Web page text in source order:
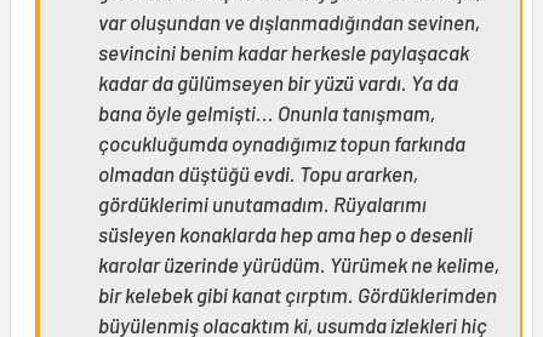
var oluşundan ve dışlanmadığından sevinen,
sevincini benim kadar herkesle paylaşacak
kadar da gülümseyen bir yüzü vardı. Ya da
bana öyle gelmişti... Onunla tanışmam,
çocukluğumda oynadığımız topun farkında
olmadan düştüğü evdi. Topu ararken,
gördüklerimi unutamadım. Rüyalarımı
süsleyen konaklarda hep ama hep o desenli
karolar üzerinde yürüdüm. Yürümek ne kelime,
bir kelebek gibi kanat çırptım. Gördüklerimden
büyülenmiş olacaktım ki, usumda izlekleri hiç